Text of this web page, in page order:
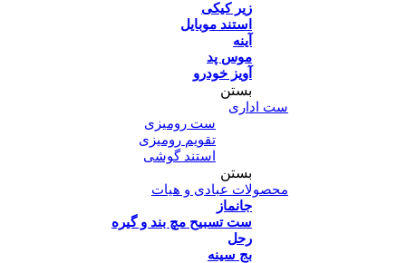
زیر کیکی
استند موبایل
آینه
موس پد
آویز خودرو
بستن
ست اداری
ست رومیزی
تقویم رومیزی
استند گوشی
بستن
محصولات عبادی و هیات
جانماز
ست تسبیح مچ بند و گیره
رحل
بج سینه